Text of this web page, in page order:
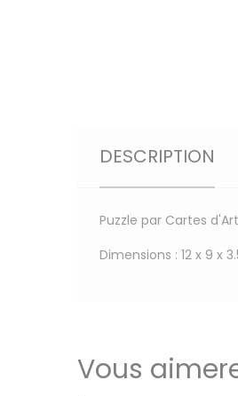
DESCRIPTION
Puzzle par Cartes d'Art
Dimensions : 12 x 9 x
Vous